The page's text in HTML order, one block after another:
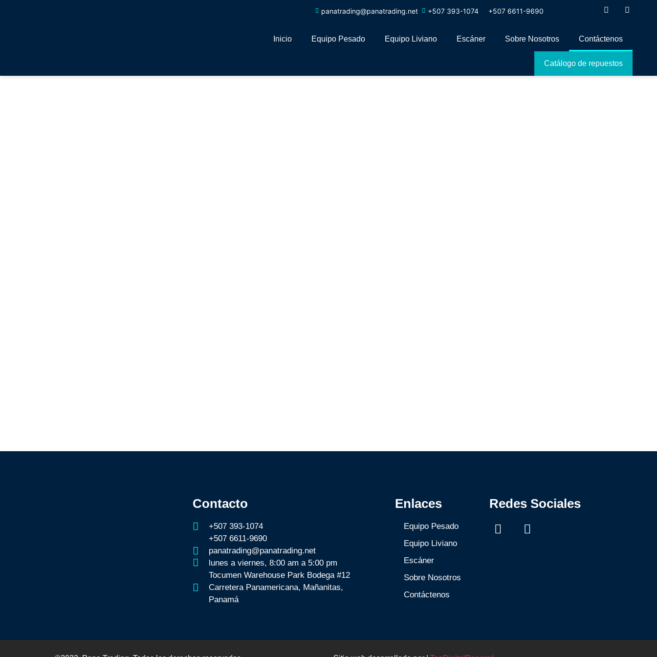
panatrading@panatrading.net +507 393-1074 +507 6611-9690
Inicio Equipo Pesado Equipo Liviano Escáner Sobre Nosotros Contáctenos
Catálogo de repuestos
Contacto
+507 393-1074
+507 6611-9690
panatrading@panatrading.net
lunes a viernes, 8:00 am a 5:00 pm
Tocumen Warehouse Park Bodega #12
Carretera Panamericana, Mañanitas,
Panamá
Enlaces
Equipo Pesado
Equipo Liviano
Escáner
Sobre Nosotros
Contáctenos
Redes Sociales